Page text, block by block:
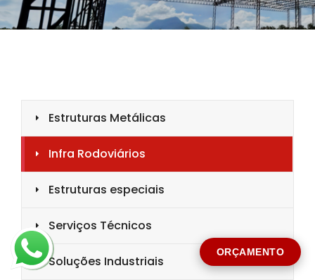
ORÇAMENTO
MENSAGEM *
Solicitar Orçamento